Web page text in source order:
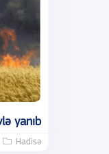
yanıb
Hadisə